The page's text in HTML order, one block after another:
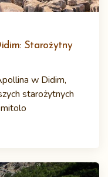
Starożytny
w Didim,
starożytnych